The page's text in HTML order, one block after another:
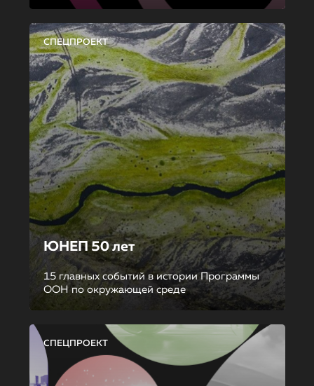
СПЕЦПРОЕКТ
ЮНЕП 50 лет
15 главных событий в истории Программы
ООН по окружающей среде
СПЕЦПРОЕКТ